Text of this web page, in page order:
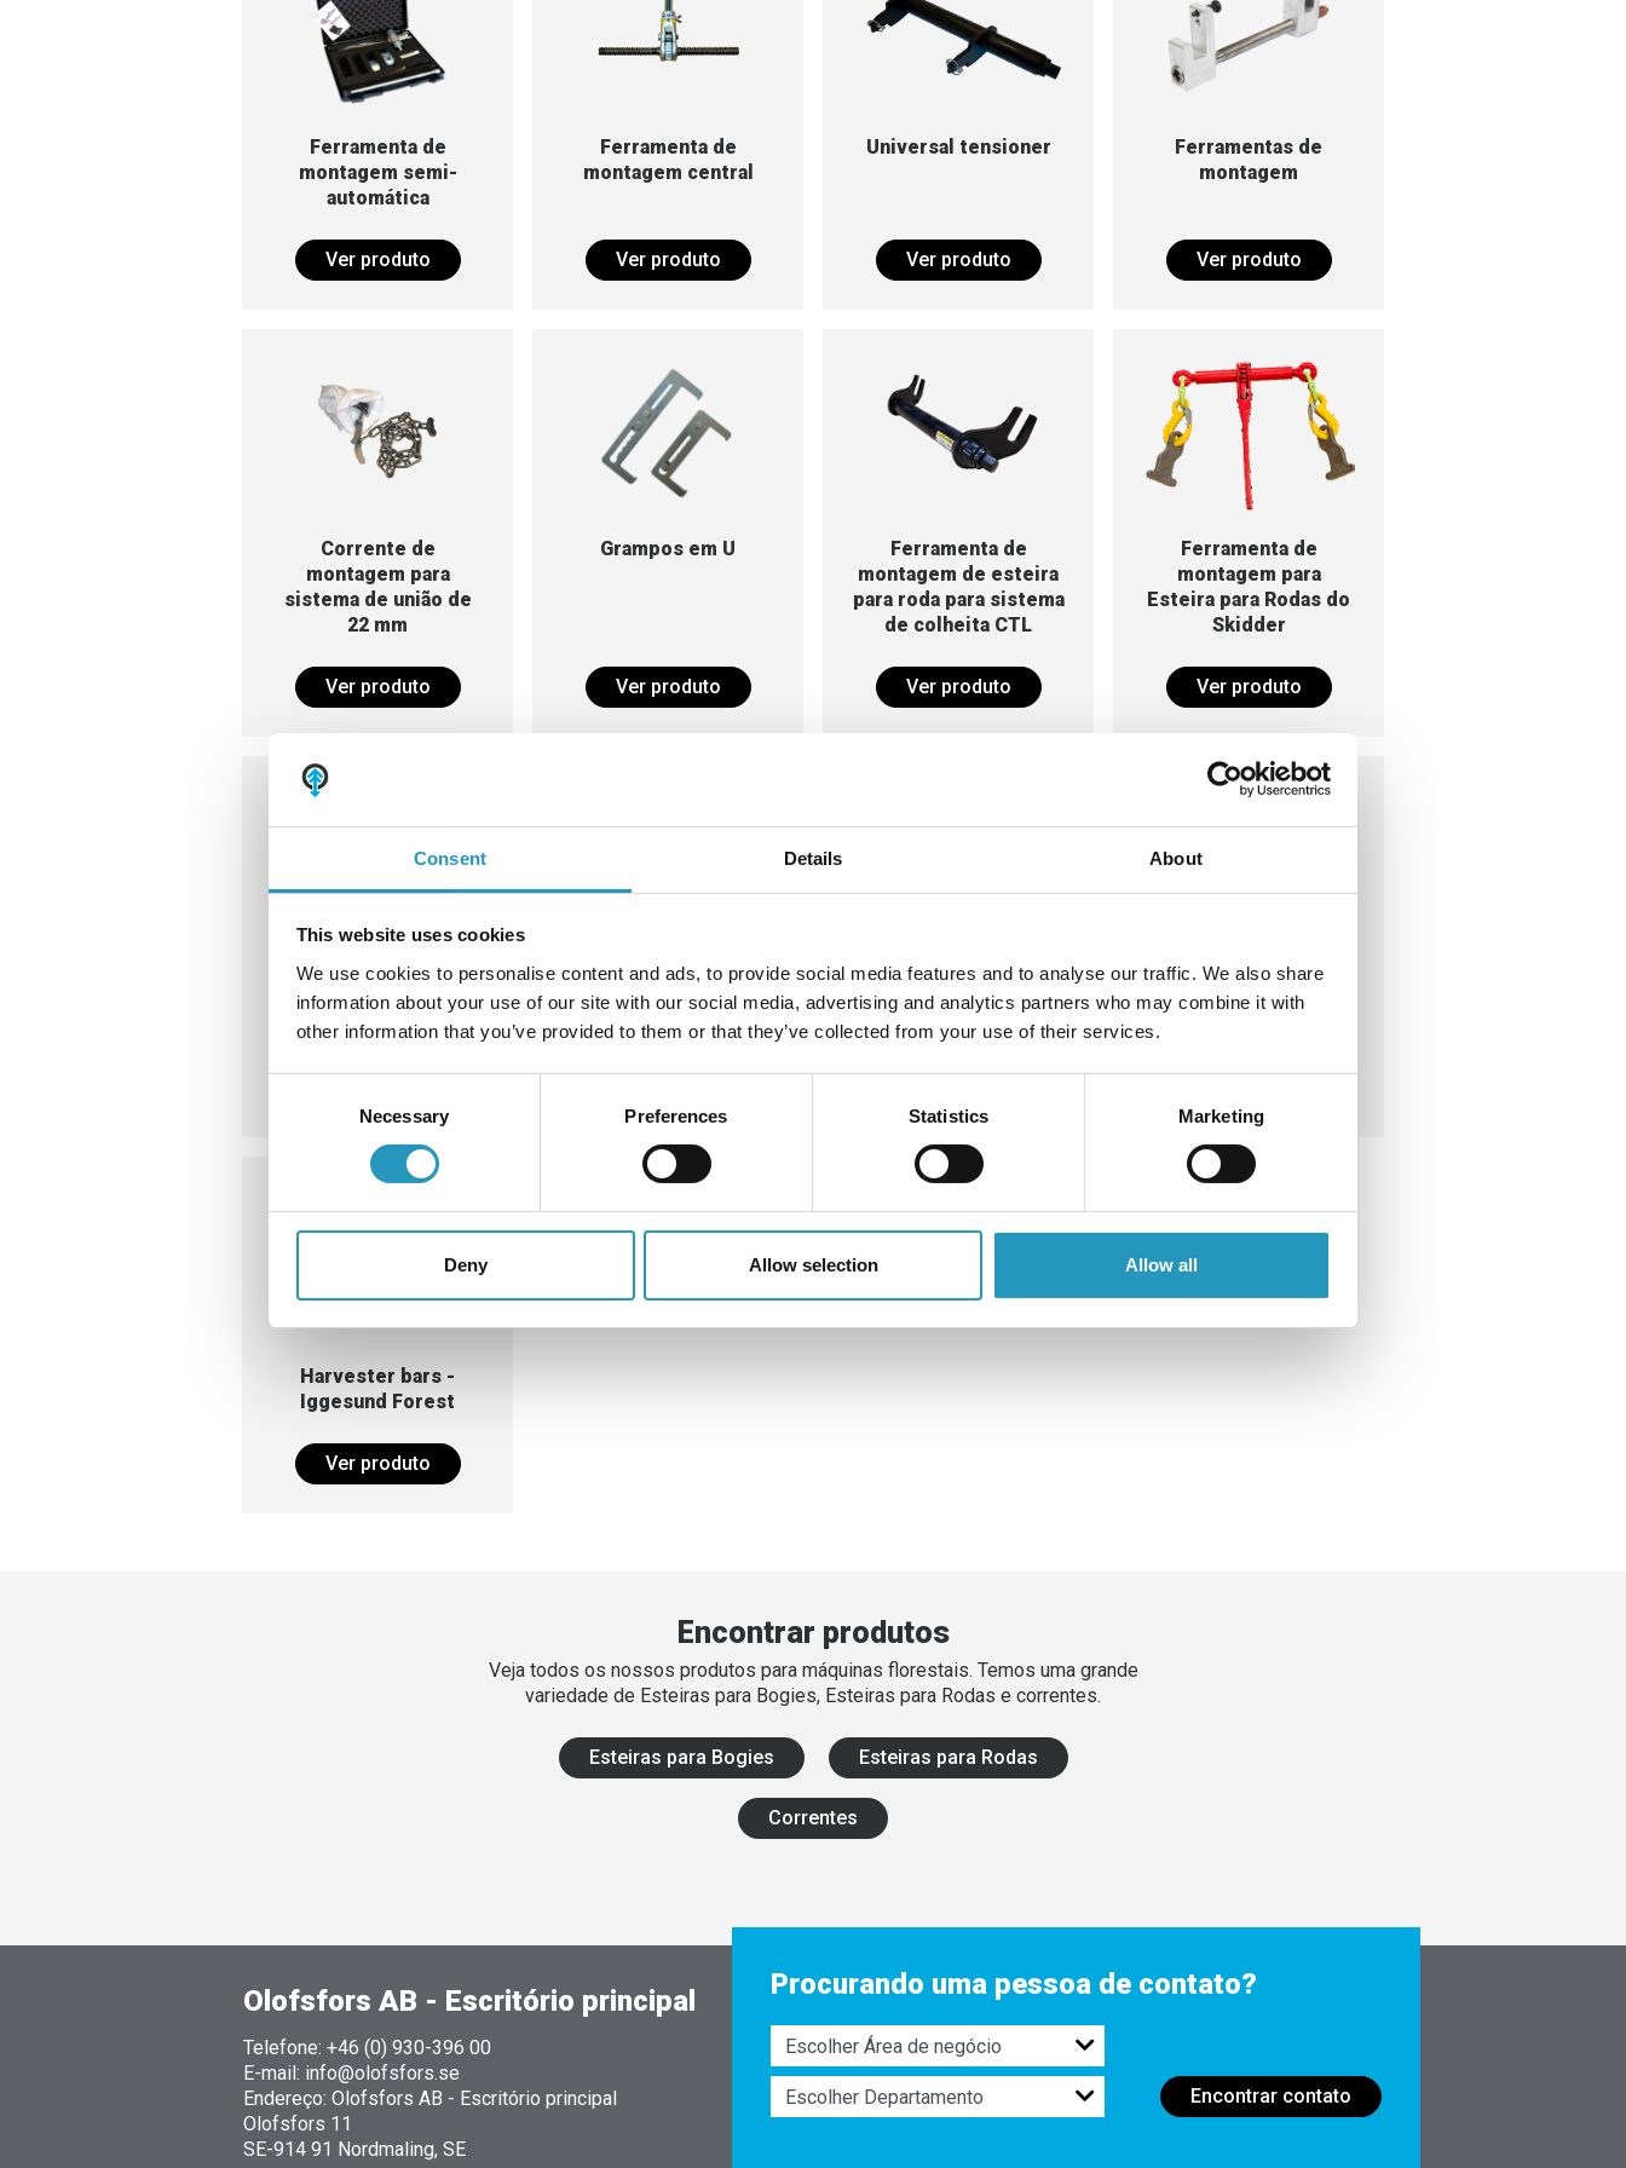
Consent Details About
This website uses cookies
We use cookies to personalise content and ads, to provide social media features and to analyse our traffic. We also share
information about your use of our site with our social media, advertising and analytics partners who may combine it with
other information that you’ve provided to them or that they’ve collected from your use of their services.
Necessary Preferences Statistics Marketing
Deny Allow selection Allow all
Montagem de Hardware e Acessórios
Montagem de Hardware e AcessóriosFerramenta de
montagem semi-
automática
Ver produto
Ferramenta de
montagem central
Ver produto
Universal tensioner
Ver produto
Ferramentas de
montagem
Ver produto
Corrente de
montagem para
sistema de união de
22 mm
Ver produto
Grampos em U
Ver produto
Ferramenta de
montagem de esteira
para roda para sistema
de colheita CTL
Ver produto
Ferramenta de
montagem para
Esteira para Rodas do
Skidder
Ver produto
Sistema de união ou
cadeado
Trava
Correntes para
ferramentas de
montagem
Correntes de peças
Harvester bars -
Iggesund Forest
Ver produto
Encontrar produtos
Veja todos os nossos produtos para máquinas florestais. Temos uma grande
variedade de Esteiras para Bogies, Esteiras para Rodas e correntes.
Esteiras para Bogies Esteiras para Rodas
Correntes
Olofsfors AB - Escritório principal
Telefone: +46 (0) 930-396 00
E-mail: info@olofsfors.se
Endereço: Olofsfors AB - Escritório principal
Olofsfors 11
SE-914 91 Nordmaling, SE
Procurando uma pessoa de contato?
Encontrar contato